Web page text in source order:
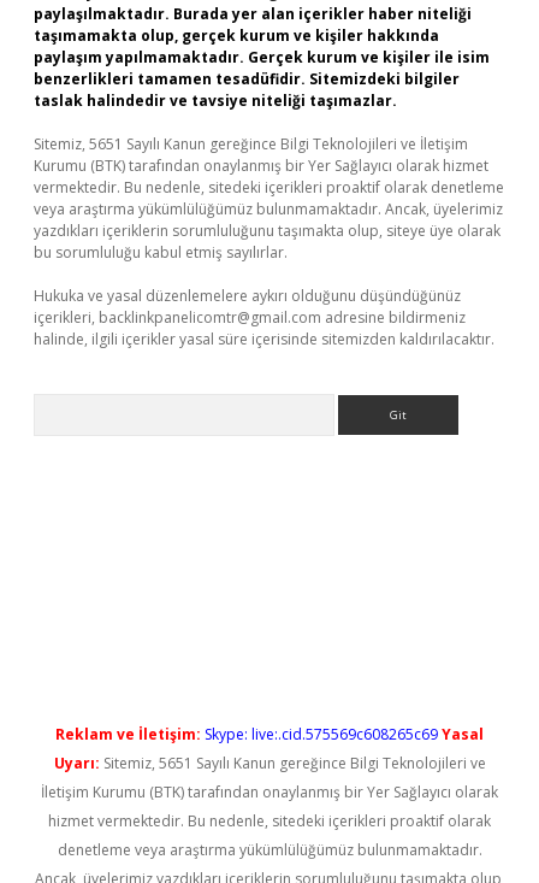
paylaşılmaktadır. Burada yer alan içerikler haber niteliği
taşımamakta olup, gerçek kurum ve kişiler hakkında
paylaşım yapılmamaktadır. Gerçek kurum ve kişiler ile isim
benzerlikleri tamamen tesadüfidir. Sitemizdeki bilgiler
taslak halindedir ve tavsiye niteliği taşımazlar.
Sitemiz, 5651 Sayılı Kanun gereğince Bilgi Teknolojileri ve İletişim
Kurumu (BTK) tarafından onaylanmış bir Yer Sağlayıcı olarak hizmet
vermektedir. Bu nedenle, sitedeki içerikleri proaktif olarak denetleme
veya araştırma yükümlülüğümüz bulunmamaktadır. Ancak, üyelerimiz
yazdıkları içeriklerin sorumluluğunu taşımakta olup, siteye üye olarak
bu sorumluluğu kabul etmiş sayılırlar.
Hukuka ve yasal düzenlemelere aykırı olduğunu düşündüğünüz
içerikleri, backlinkpanelicomtr@gmail.com adresine bildirmeniz
halinde, ilgili içerikler yasal süre içerisinde sitemizden kaldırılacaktır.
Reklam ve İletişim: Skype: live:.cid.575569c608265c69Yasal
Uyarı: Sitemiz, 5651 Sayılı Kanun gereğince Bilgi Teknolojileri ve
İletişim Kurumu (BTK) tarafından onaylanmış bir Yer Sağlayıcı olarak
hizmet vermektedir. Bu nedenle, sitedeki içerikleri proaktif olarak
denetleme veya araştırma yükümlülüğümüz bulunmamaktadır.
Ancak, üyelerimiz yazdıkları içeriklerin sorumluluğunu taşımakta olup,